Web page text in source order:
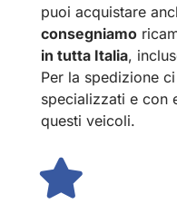
puoi acquistare
consegniamo
in tutta Italia,
Per la spedizione
specializzati e con
questi veicoli.